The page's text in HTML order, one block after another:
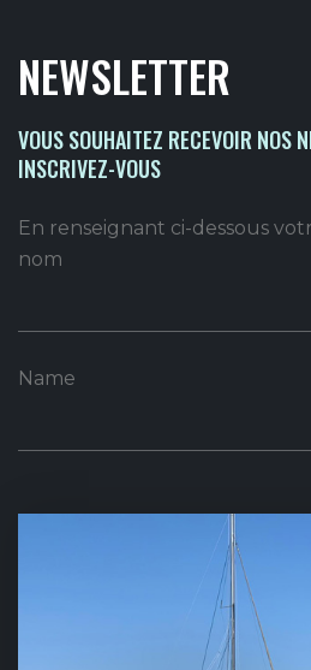
NEWSLETTER
VOUS SOUHAITEZ RECEVOIR NOS
INSCRIVEZ-VOUS
En renseignant ci-dessous
nom
Name